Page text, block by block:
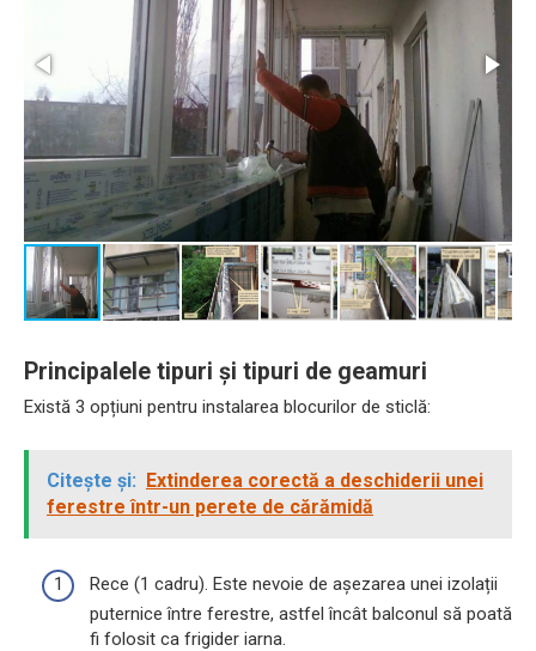
Principalele tipuri și tipuri de geamuri
Există 3 opțiuni pentru instalarea blocurilor de sticlă:
Citește și:
Extinderea corectă a deschiderii unei
ferestre într-un perete de cărămidă
Rece (1 cadru). Este nevoie de așezarea unei izolații
puternice între ferestre, astfel încât balconul să poată
fi folosit ca frigider iarna.